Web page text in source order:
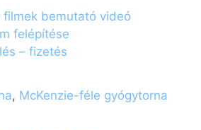
filmek bemutató videó
felépítése
– fizetés
, McKenzie-féle gyógytorna